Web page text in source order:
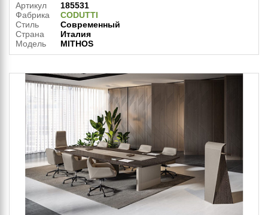
Артикул
185531
Фабрика
CODUTTI
Стиль
Современный
Страна
Италия
Модель
MITHOS